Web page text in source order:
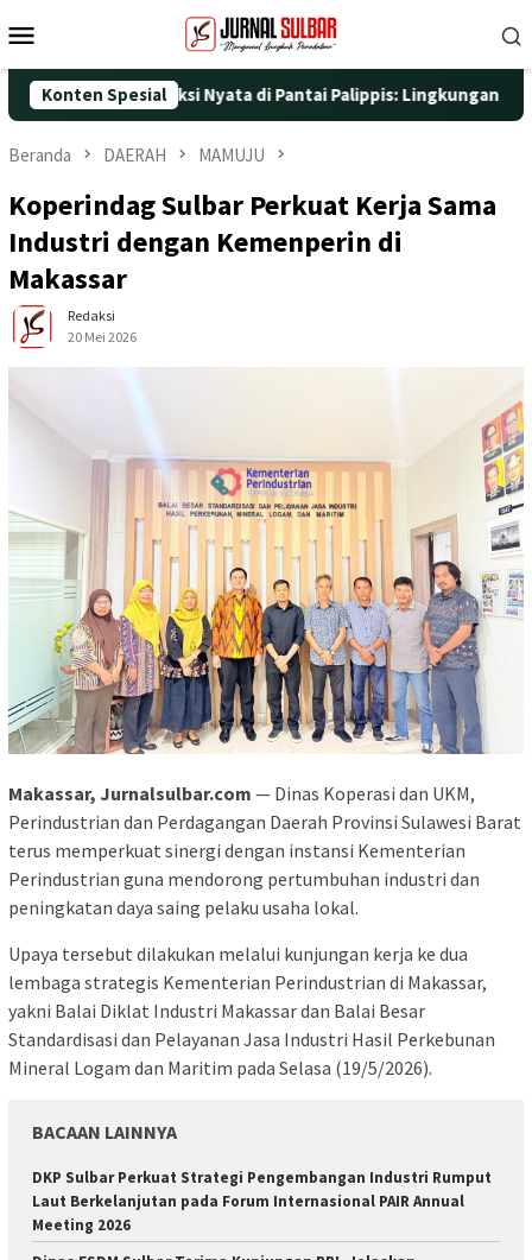
ke
Mobile
Konten Spesial
dengan Aksi Nyata di Pantai Palippis: Lingkungan dan
Beranda DAERAH MAMUJU
Koperindag Sulbar Perkuat Kerja Sama
Industri dengan Kemenperin di
Makassar
Redaksi
20 Mei 2026
Makassar, Jurnalsulbar.com — Dinas Koperasi dan UKM,
Perindustrian dan Perdagangan Daerah Provinsi Sulawesi Barat
terus memperkuat sinergi dengan instansi Kementerian
Perindustrian guna mendorong pertumbuhan industri dan
peningkatan daya saing pelaku usaha lokal.
Upaya tersebut dilakukan melalui kunjungan kerja ke dua
lembaga strategis Kementerian Perindustrian di Makassar,
yakni Balai Diklat Industri Makassar dan Balai Besar
Standardisasi dan Pelayanan Jasa Industri Hasil Perkebunan
Mineral Logam dan Maritim pada Selasa (19/5/2026).
BACAAN LAINNYA
DKP Sulbar Perkuat Strategi Pengembangan Industri Rumput
Laut Berkelanjutan pada Forum Internasional PAIR Annual
Meeting 2026